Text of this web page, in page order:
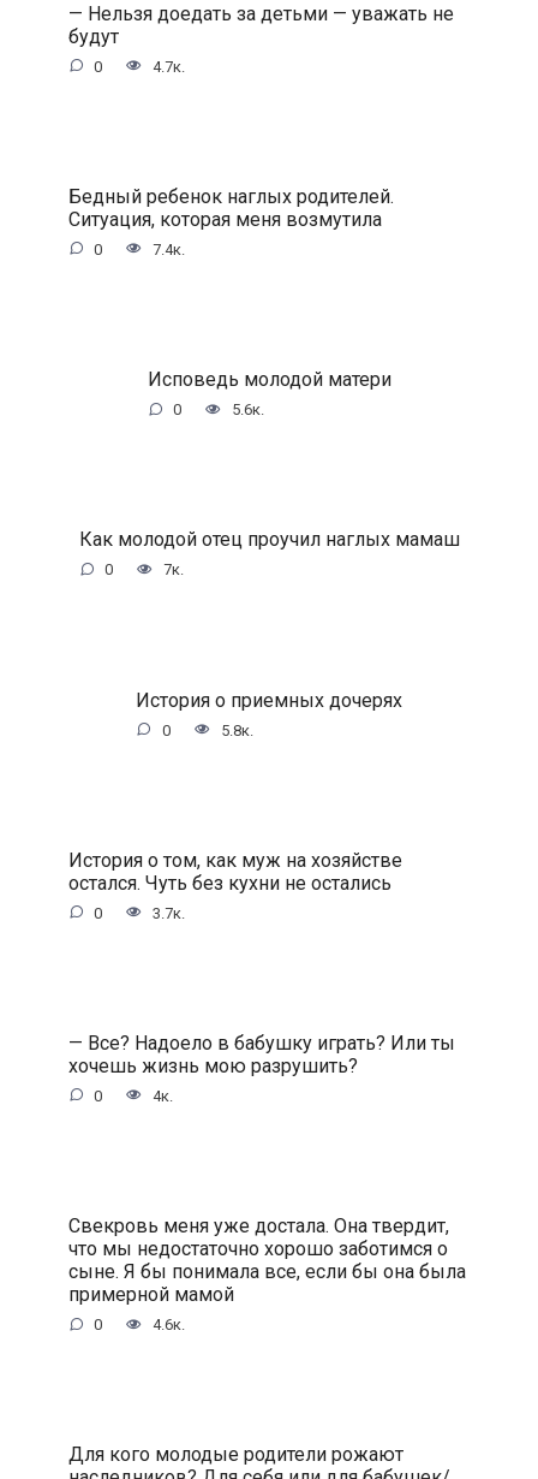
— Нельзя доедать за детьми — уважать не
будут
0 4.7к.
Бедный ребенок наглых родителей.
Ситуация, которая меня возмутила
0 7.4к.
Исповедь молодой матери
0 5.6к.
Как молодой отец проучил наглых мамаш
0 7к.
История о приемных дочерях
0 5.8к.
История о том, как муж на хозяйстве
остался. Чуть без кухни не остались
0 3.7к.
— Все? Надоело в бабушку играть? Или ты
хочешь жизнь мою разрушить?
0 4к.
Свекровь меня уже достала. Она твердит,
что мы недостаточно хорошо заботимся о
сыне. Я бы понимала все, если бы она была
примерной мамой
0 4.6к.
Для кого молодые родители рожают